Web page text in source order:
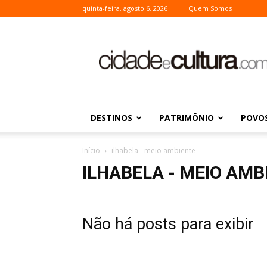
quinta-feira, agosto 6, 2026 Quem Somos
Cultura
DESTINOS PATRIMÔNIO
Início ilhabela - meio ambiente
ILHABELA - MEIO
Não há posts para exibir